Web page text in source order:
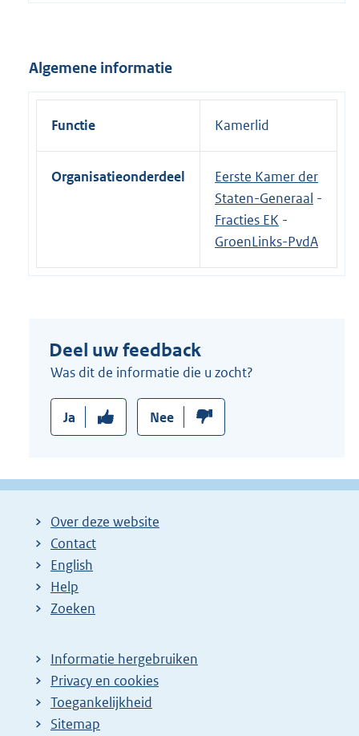
l
i
Algemene informatie
Functie Kamerlid
Organisatieonderdeel
Eerste Kamer der
Staten-Generaal -
Fracties EK -
GroenLinks-PvdA
Deel uw feedback
Was dit de informatie die u zocht?
Ja Nee
Over deze website
Contact
English
Help
Zoeken
Informatie hergebruiken
Privacy en cookies
Toegankelijkheid
Sitemap